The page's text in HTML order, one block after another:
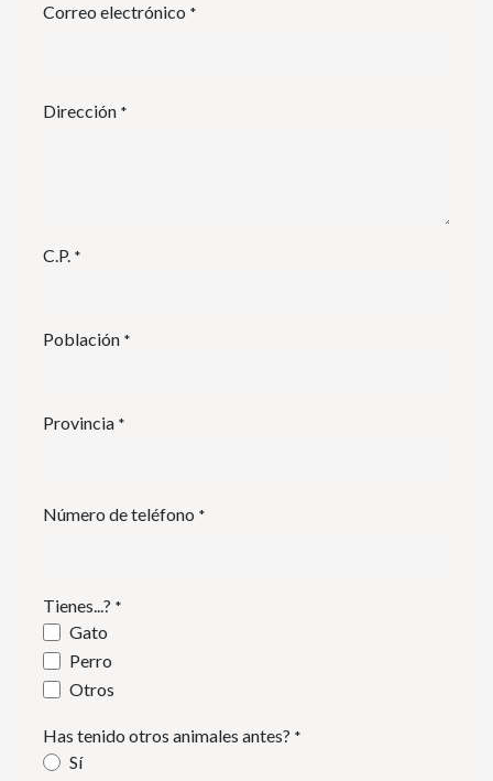
Correo electrónico *
Dirección *
C.P. *
Población *
Provincia *
Número de teléfono *
Tienes...? *
Gato
Perro
Otros
Has tenido otros animales antes? *
Sí